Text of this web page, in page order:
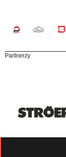
Partnerzy